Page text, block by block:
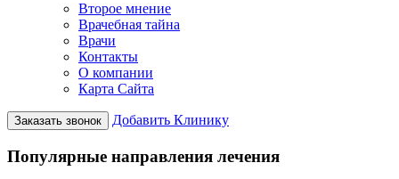
Второе мнение
Врачебная тайна
Врачи
Контакты
О компании
Карта Сайта
Заказать звонок Добавить Клинику
Популярные направления лечения